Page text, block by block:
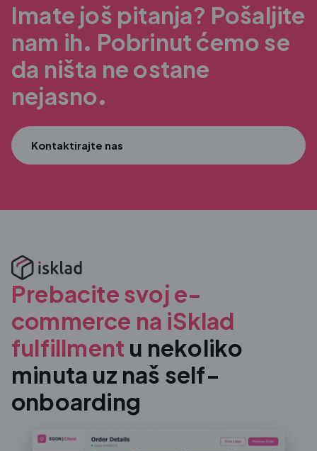
Imate još pitanja? Pošaljite
nam ih. Pobrinut ćemo se
da ništa ne ostane
nejasno.
Kontaktirajte nas
Prebacite svoj e-
commerce na iSklad
fulfillment u nekoliko
minuta uz naš self-
onboarding